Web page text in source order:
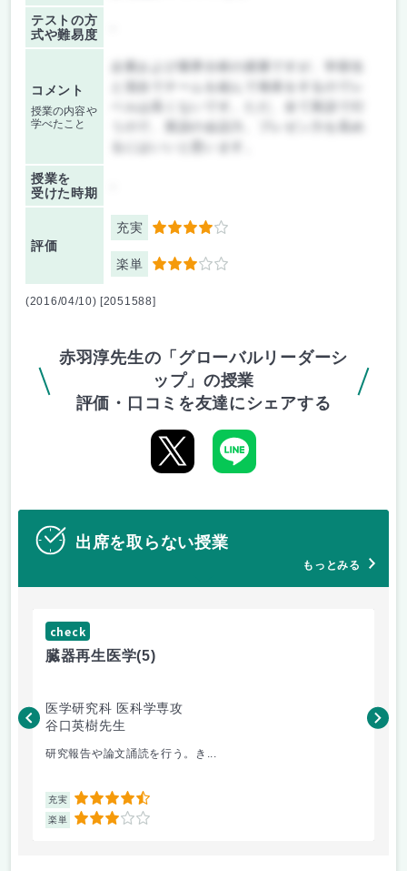
テストの方
式や難易度
コメント
授業の内容や
学べたこと
と混合でチームを組んで発表をするのでレ
うので、英語の会話力、プレゼン力を高め
授業を
受けた時期
評価
充実 4
楽単 3
(2016/04/10) [2051588]
赤羽淳先生の「グローバルリーダーシ
ップ」の授業
評価・口コミを友達にシェアする
出席を取らない授業
もっとみる
check
臓器再生医学(5)
医学研究科 医科学専攻
谷口英樹先生
研究報告や論文誦読を行う。き...
充実 4.5
楽単 3
専
三